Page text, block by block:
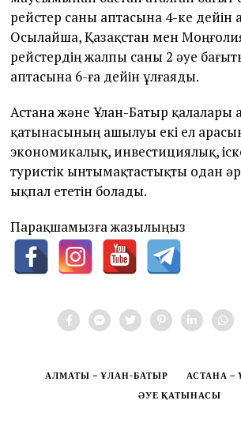
рейстер саны аптасына 4-ке дейін
Осылайша, Қазақстан мен
рейстердің жалпы саны 2 әуе
аптасына 6-ға дейін ұлғаяды.
Астана және Ұлан-Батыр қалалары
қатынасының ашылуы екі ел
экономикалық, инвестициялық,
туристік ынтымақтастықты одан
ықпал ететін болады.
Парақшамызға жазылыңыз
АЛМАТЫ – ҰЛАН-БАТЫР
АСТАНА –
ӘУЕ ҚАТЫНАСЫ